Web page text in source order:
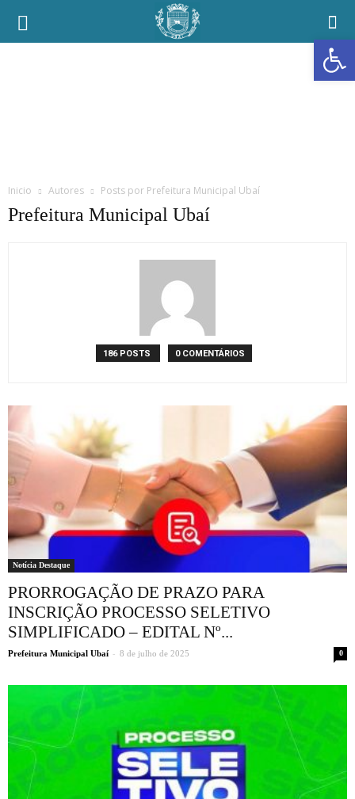
Abrir a
Prefeitura
Inicio Autores Posts por Prefeitura Municipal Ubaí
Prefeitura Municipal Ubaí
186 POSTS 0 COMENTÁRIOS
Notícia Destaque
PRORROGAÇÃO DE PRAZO PARA
INSCRIÇÃO PROCESSO SELETIVO
SIMPLIFICADO – EDITAL Nº...
Prefeitura Municipal Ubaí - 8 de julho de 2025 0